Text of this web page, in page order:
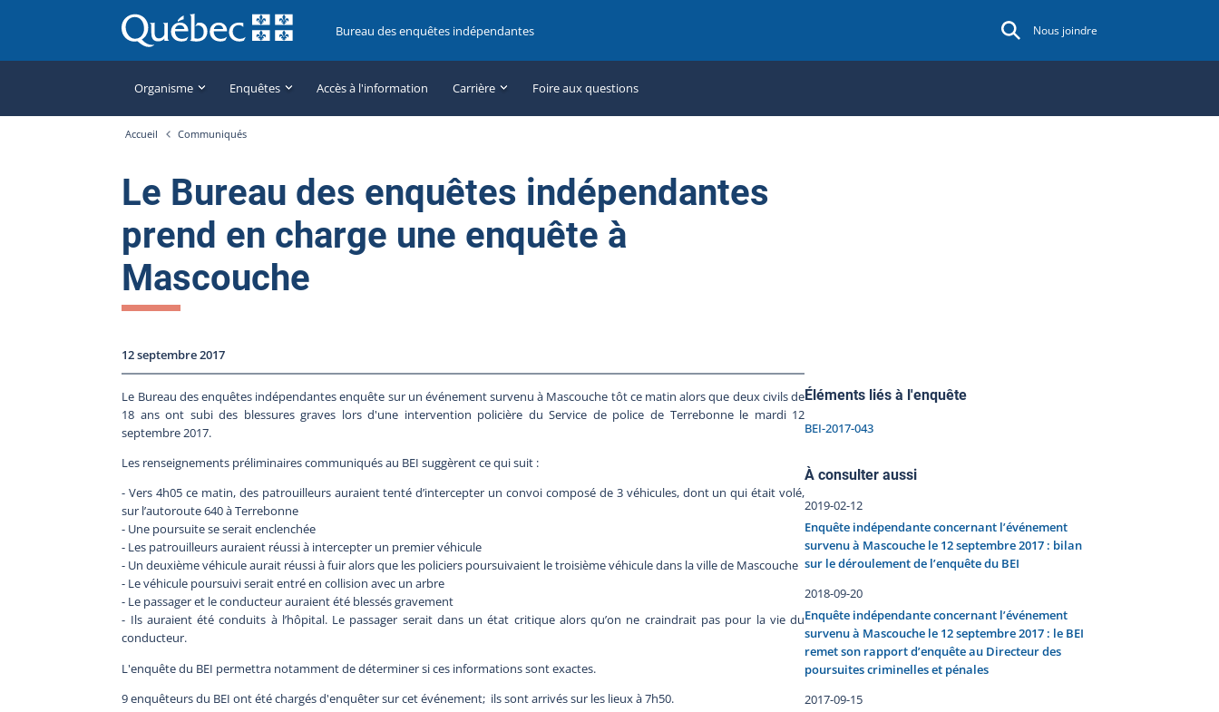
Bureau des enquêtes indépendantes Nous joindre
Organisme Enquêtes Accès à l'information Carrière Foire aux questions
Accueil Communiqués
Le Bureau des enquêtes indépendantes
prend en charge une enquête à
Mascouche
12 septembre 2017
Le Bureau des enquêtes indépendantes enquête sur un événement survenu à Mascouche tôt ce matin alors que deux civils de
18 ans ont subi des blessures graves lors d'une intervention policière du Service de police de Terrebonne le mardi 12
septembre 2017.
Les renseignements préliminaires communiqués au BEI suggèrent ce qui suit :
- Vers 4h05 ce matin, des patrouilleurs auraient tenté d’intercepter un convoi composé de 3 véhicules, dont un qui était volé,
sur l’autoroute 640 à Terrebonne
- Une poursuite se serait enclenchée
- Les patrouilleurs auraient réussi à intercepter un premier véhicule
- Un deuxième véhicule aurait réussi à fuir alors que les policiers poursuivaient le troisième véhicule dans la ville de Mascouche
- Le véhicule poursuivi serait entré en collision avec un arbre
- Le passager et le conducteur auraient été blessés gravement
- Ils auraient été conduits à l’hôpital. Le passager serait dans un état critique alors qu’on ne craindrait pas pour la vie du
conducteur.
L'enquête du BEI permettra notamment de déterminer si ces informations sont exactes.
9 enquêteurs du BEI ont été chargés d'enquêter sur cet événement; ils sont arrivés sur les lieux à 7h50.
Éléments liés à l'enquête
BEI-2017-043
À consulter aussi
2019-02-12
Enquête indépendante concernant l’événement
survenu à Mascouche le 12 septembre 2017 : bilan
sur le déroulement de l’enquête du BEI
2018-09-20
Enquête indépendante concernant l’événement
survenu à Mascouche le 12 septembre 2017 : le BEI
remet son rapport d’enquête au Directeur des
poursuites criminelles et pénales
2017-09-15